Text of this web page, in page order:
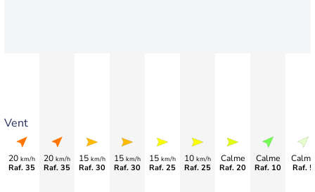
Vent
20 km/h
Raf. 35
20 km/h
Raf. 35
15 km/h
Raf. 30
15 km/h
Raf. 30
15 km/h
Raf. 25
10 km/h
Raf. 25
Calme
Raf. 20
Calme
Raf. 10
Calme
Raf. 5